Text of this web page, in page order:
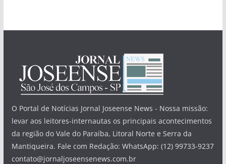
O Portal de Notícias Jornal Joseense News - Nossa missão:
levar aos leitores-internautas os principais acontecimentos
da região do Vale do Paraíba, Litoral Norte e Serra da
Mantiqueira. Fale com Redação: WhatsApp: (12) 99733-9237
contato@jornaljoseensenews.com.br